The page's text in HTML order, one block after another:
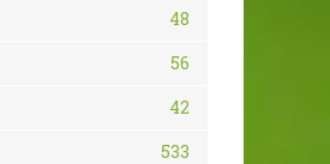
48
56
42
533